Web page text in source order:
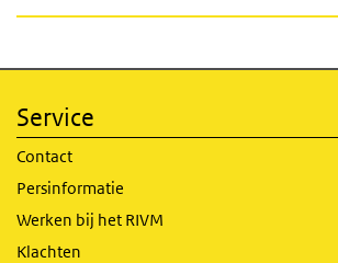
Service
Contact
Persinformatie
Werken bij het RIVM
Klachten